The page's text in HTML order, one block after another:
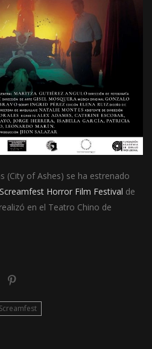
(City of Ashes) se ha estrenado
Screamfest Horror Film Festival de
en el Teatro Chino de
Screamfest